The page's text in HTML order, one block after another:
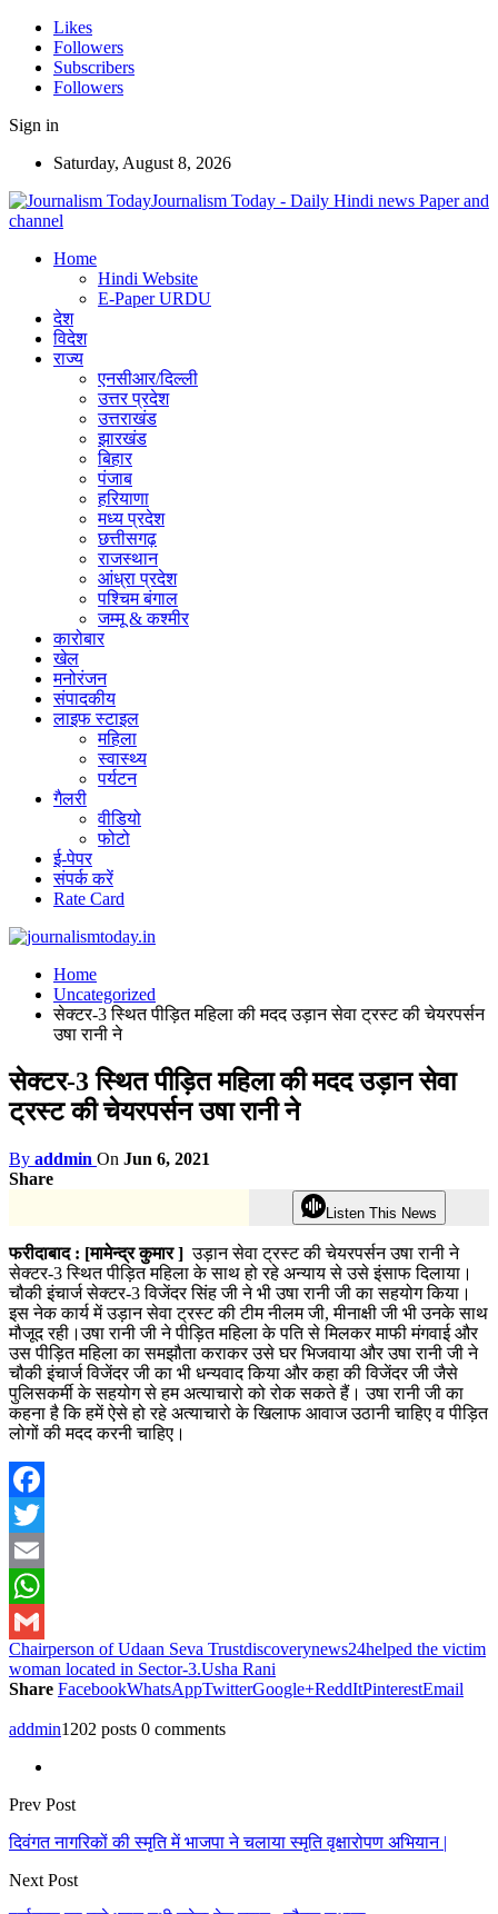
Likes
Followers
Subscribers
Followers
Sign in
Saturday, August 8, 2026
Journalism Today - Daily Hindi news Paper and
channel
Home
Hindi Website
E-Paper URDU
देश
विदेश
राज्य
एनसीआर/दिल्ली
उत्तर प्रदेश
उत्तराखंड
झारखंड
बिहार
पंजाब
हरियाणा
मध्य प्रदेश
छत्तीसगढ़
राजस्थान
आंध्रा प्रदेश
पश्चिम बंगाल
जम्मू & कश्मीर
कारोबार
खेल
मनोरंजन
संपादकीय
लाइफ स्टाइल
महिला
स्वास्थ्य
पर्यटन
गैलरी
वीडियो
फोटो
ई-पेपर
संपर्क करें
Rate Card
Home
Uncategorized
सेक्टर-3 स्थित पीड़ित महिला की मदद उड़ान सेवा ट्रस्ट की चेयरपर्सन
उषा रानी ने
सेक्टर-3 स्थित पीड़ित महिला की मदद उड़ान सेवा
ट्रस्ट की चेयरपर्सन उषा रानी ने
By addmin On Jun 6, 2021
Share
Listen This News
फरीदाबाद : [मामेन्द्र कुमार ] उड़ान सेवा ट्रस्ट की चेयरपर्सन उषा रानी ने
सेक्टर-3 स्थित पीड़ित महिला के साथ हो रहे अन्याय से उसे इंसाफ दिलाया।
चौकी इंचार्ज सेक्टर-3 विजेंदर सिंह जी ने भी उषा रानी जी का सहयोग किया।
इस नेक कार्य में उड़ान सेवा ट्रस्ट की टीम नीलम जी, मीनाक्षी जी भी उनके साथ
मौजूद रही।उषा रानी जी ने पीड़ित महिला के पति से मिलकर माफी मंगवाई और
उस पीड़ित महिला का समझौता कराकर उसे घर भिजवाया और उषा रानी जी ने
चौकी इंचार्ज विजेंदर जी का भी धन्यवाद किया और कहा की विजेंदर जी जैसे
पुलिसकर्मी के सहयोग से हम अत्याचारो को रोक सकते हैं। उषा रानी जी का
कहना है कि हमें ऐसे हो रहे अत्याचारो के खिलाफ आवाज उठानी चाहिए व पीड़ित
लोगों की मदद करनी चाहिए।
Facebook
Twitter
Email
WhatsApp
Gmail
Chairperson of Udaan Seva Trustdiscoverynews24helped the victim
woman located in Sector-3.Usha Rani
Share FacebookWhatsAppTwitterGoogle+ReddItPinterestEmail
addmin1202 posts 0 comments
Prev Post
दिवंगत नागरिकों की स्मृति में भाजपा ने चलाया स्मृति वृक्षारोपण अभियान |
Next Post